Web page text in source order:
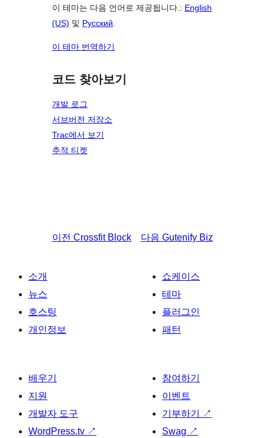
이 테마는 다음 언어로 제공됩니다.: English
(US) 및 Русский.
이 테마 번역하기
코드 찾아보기
개발 로그
서브버전 저장소
Trac에서 보기
추적 티켓
이전 Crossfit Block 다음 Gutenify Biz
소개
뉴스
호스팅
개인정보
쇼케이스
테마
플러그인
패턴
배우기
지원
개발자 도구
WordPress.tv ↗
참여하기
이벤트
기부하기
↗
Swag ↗